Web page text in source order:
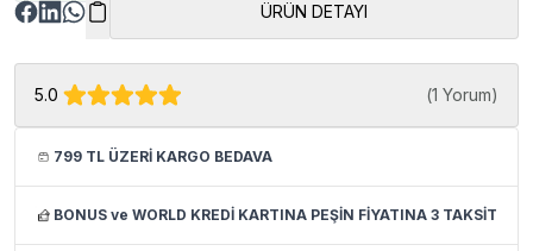
ÜRÜN DETAYI
5.0 (1 Yorum)
799 TL ÜZERİ KARGO BEDAVA
BONUS ve WORLD KREDİ KARTINA PEŞİN FİYATINA 3 TAKSİT